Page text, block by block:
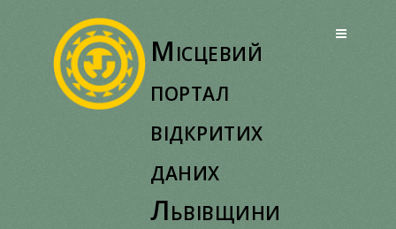
Місцевий
портал
відкритих
даних
Львівщини